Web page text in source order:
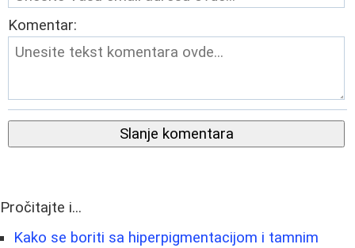
Komentar:
Slanje komentara
Pročitajte i...
Kako se boriti sa hiperpigmentacijom i tamnim